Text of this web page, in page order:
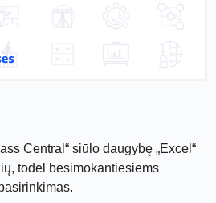
Central“ siūlo daugybę „Excel“
todėl besimokantiesiems